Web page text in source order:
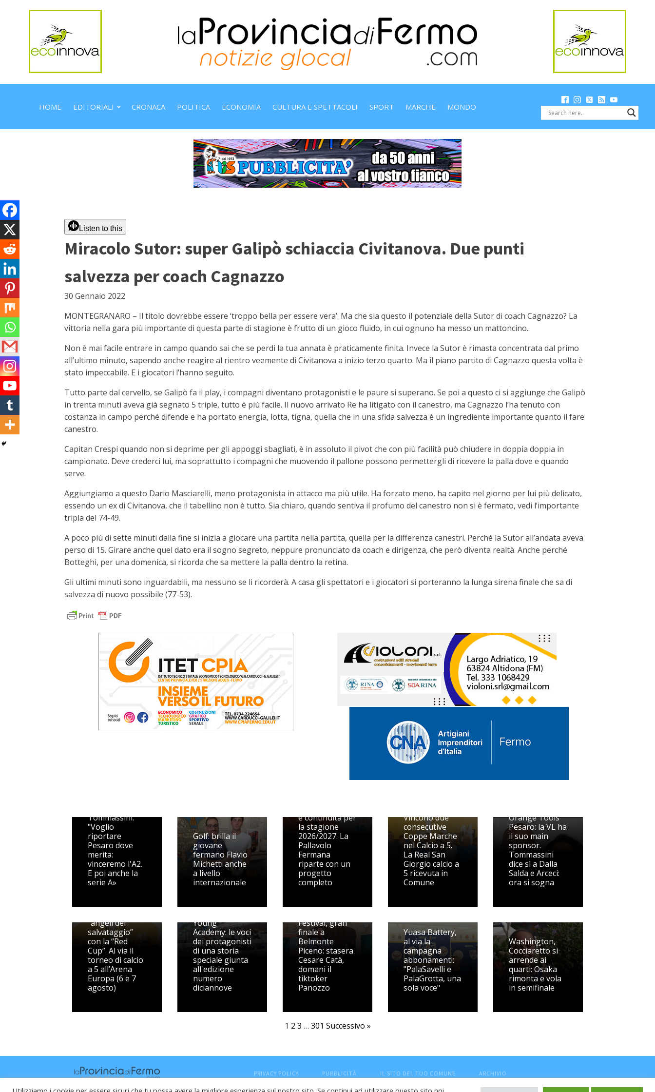
HOME EDITORIALI CRONACA POLITICA ECONOMIA CULTURA E SPETTACOLI SPORT MARCHE MONDO
Listen to this
Miracolo Sutor: super Galipò schiaccia Civitanova. Due punti
salvezza per coach Cagnazzo
30 Gennaio 2022
MONTEGRANARO – Il titolo dovrebbe essere ‘troppo bella per essere vera’. Ma che sia questo il potenziale della Sutor di coach Cagnazzo? La
vittoria nella gara più importante di questa parte di stagione è frutto di un gioco fluido, in cui ognuno ha messo un mattoncino.
Non è mai facile entrare in campo quando sai che se perdi la tua annata è praticamente finita. Invece la Sutor è rimasta concentrata dal primo
all’ultimo minuto, sapendo anche reagire al rientro veemente di Civitanova a inizio terzo quarto. Ma il piano partito di Cagnazzo questa volta è
stato impeccabile. E i giocatori l’hanno seguito.
Tutto parte dal cervello, se Galipò fa il play, i compagni diventano protagonisti e le paure si superano. Se poi a questo ci si aggiunge che Galipò
in trenta minuti aveva già segnato 5 triple, tutto è più facile. Il nuovo arrivato Re ha litigato con il canestro, ma Cagnazzo l’ha tenuto con
costanza in campo perché difende e ha portato energia, lotta, tigna, quella che in una sfida salvezza è un ingrediente importante quanto il fare
canestro.
Capitan Crespi quando non si deprime per gli appoggi sbagliati, è in assoluto il pivot che con più facilità può chiudere in doppia doppia in
campionato. Deve crederci lui, ma soprattutto i compagni che muovendo il pallone possono permettergli di ricevere la palla dove e quando
serve.
Aggiungiamo a questo Dario Masciarelli, meno protagonista in attacco ma più utile. Ha forzato meno, ha capito nel giorno per lui più delicato,
essendo un ex di Civitanova, che il tabellino non è tutto. Sia chiaro, quando sentiva il profumo del canestro non si è fermato, vedi l’importante
tripla del 74-49.
A poco più di sette minuti dalla fine si inizia a giocare una partita nella partita, quella per la differenza canestri. Perché la Sutor all’andata aveva
perso di 15. Girare anche quel dato era il sogno segreto, neppure pronunciato da coach e dirigenza, che però diventa realtà. Anche perché
Botteghi, per una domenica, si ricorda che sa mettere la palla dentro la retina.
Gli ultimi minuti sono inguardabili, ma nessuno se li ricorderà. A casa gli spettatori e i giocatori si porteranno la lunga sirena finale che sa di
salvezza di nuovo possibile (77-53).
Tommassini:
"Voglio
riportare
Pesaro dove
merita:
vinceremo l'A2.
E poi anche la
serie A»
Golf: brilla il
giovane
fermano Flavio
Michetti anche
a livello
internazionale
e continuità per
la stagione
2026/2027. La
Pallavolo
Fermana
riparte con un
progetto
completo
Vincono due
consecutive
Coppe Marche
nel Calcio a 5.
La Real San
Giorgio calcio a
5 ricevuta in
Comune
Orange Tools
Pesaro: la VL ha
il suo main
sponsor.
Tommassini
dice sì a Dalla
Salda e Arceci:
ora si sogna
Scendono in
“angeli del
salvataggio”
con la “Red
Cup”. Al via il
torneo di calcio
a 5 all’Arena
Europa (6 e 7
agosto)
Young
Academy: le voci
dei protagonisti
di una storia
speciale giunta
all'edizione
numero
diciannove
Festival, gran
finale a
Belmonte
Piceno: stasera
Cesare Catà,
domani il
tiktoker
Panozzo
Yuasa Battery,
al via la
campagna
abbonamenti:
"PalaSavelli e
PalaGrotta, una
sola voce"
Washington,
Cocciaretto si
arrende ai
quarti: Osaka
rimonta e vola
in semifinale
1 2 3 … 301 Successivo »
PRIVACY POLICY PUBBLICITÀ IL SITO DEL TUO COMUNE ARCHIVIO